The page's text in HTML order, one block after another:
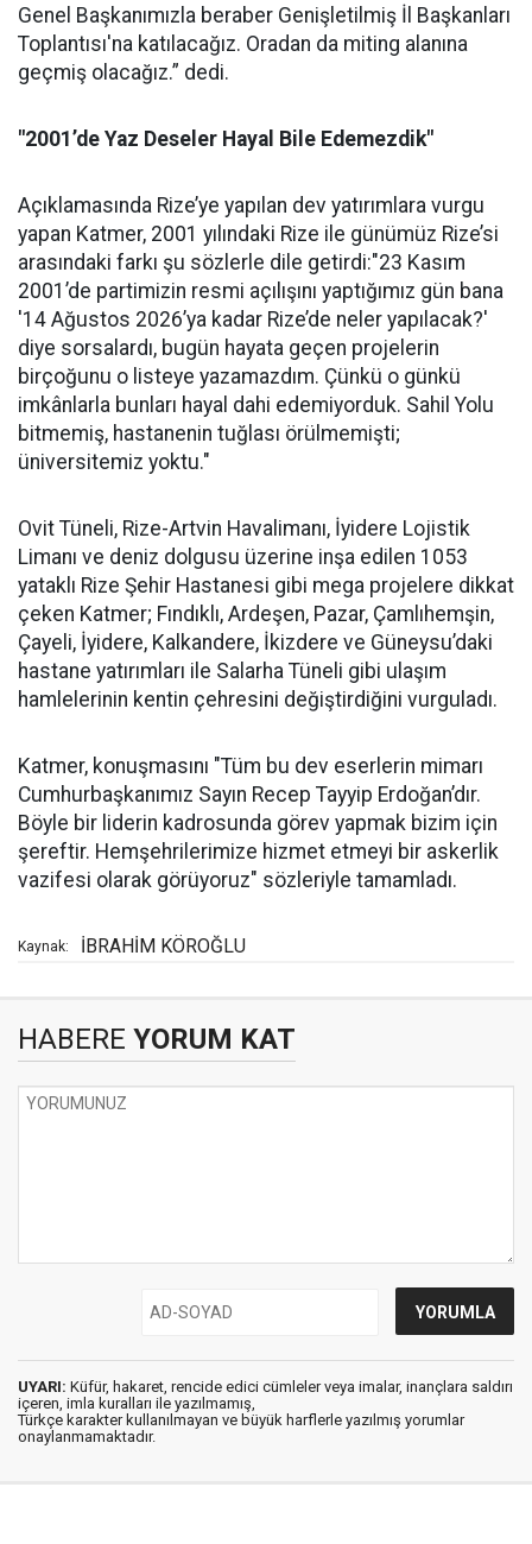
Genel Başkanımızla beraber Genişletilmiş İl Başkanları
Toplantısı'na katılacağız. Oradan da miting alanına
geçmiş olacağız.” dedi.
"2001’de Yaz Deseler Hayal Bile Edemezdik"
Açıklamasında Rize’ye yapılan dev yatırımlara vurgu
yapan Katmer, 2001 yılındaki Rize ile günümüz Rize’si
arasındaki farkı şu sözlerle dile getirdi:"23 Kasım
2001’de partimizin resmi açılışını yaptığımız gün bana
'14 Ağustos 2026’ya kadar Rize’de neler yapılacak?'
diye sorsalardı, bugün hayata geçen projelerin
birçoğunu o listeye yazamazdım. Çünkü o günkü
imkânlarla bunları hayal dahi edemiyorduk. Sahil Yolu
bitmemiş, hastanenin tuğlası örülmemişti;
üniversitemiz yoktu."
Ovit Tüneli, Rize-Artvin Havalimanı, İyidere Lojistik
Limanı ve deniz dolgusu üzerine inşa edilen 1053
yataklı Rize Şehir Hastanesi gibi mega projelere dikkat
çeken Katmer; Fındıklı, Ardeşen, Pazar, Çamlıhemşin,
Çayeli, İyidere, Kalkandere, İkizdere ve Güneysu’daki
hastane yatırımları ile Salarha Tüneli gibi ulaşım
hamlelerinin kentin çehresini değiştirdiğini vurguladı.
Katmer, konuşmasını "Tüm bu dev eserlerin mimarı
Cumhurbaşkanımız Sayın Recep Tayyip Erdoğan’dır.
Böyle bir liderin kadrosunda görev yapmak bizim için
şereftir. Hemşehrilerimize hizmet etmeyi bir askerlik
vazifesi olarak görüyoruz" sözleriyle tamamladı.
Kaynak: İBRAHİM KÖROĞLU
HABERE YORUM KAT
UYARI: Küfür, hakaret, rencide edici cümleler veya imalar, inançlara saldırı
içeren, imla kuralları ile yazılmamış,
Türkçe karakter kullanılmayan ve büyük harflerle yazılmış yorumlar
onaylanmamaktadır.